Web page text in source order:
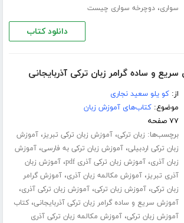
سواری،دوچرخه سواری چیست
دانلود کتاب
و ساده گرامر زبان ترکی آذربایجانی
از:کو یلو سعید نجاری
موضوع:کتاب‌های آموزش زبان
۷۷ صفحه
برچسب‌ها: زبان ترکی،آموزش زبان ترکی تبریز،آموزش
زبان ترکی اردبیلی،آموزش زبان ترکی به فارسی،آموزش
زبان آذری،آموزش زبان ترکی آذری pdf ،آموزش زبان
آذری تبریز،آموزش مکالمه زبان آذری،آموزش گرامر
زبان ترکی،آموزش زبان ترکی،آموزش زبان ترکی آذری،
آموزش سریع و ساده گرامر زبان ترکی آذربایجانی،کتاب
آموزش زبان ترکی،آموزش مکالمه زبان ترکی آذری